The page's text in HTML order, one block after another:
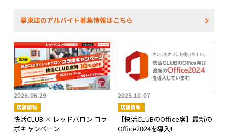
栗東店のアルバイト募集情報はこちら
2026.06.29
店舗情報
快活CLUB × レッドバロン コラ
ボキャンペーン
2025.10.07
店舗情報
【快活CLUBのOffice席】最新の
Office2024を導入!